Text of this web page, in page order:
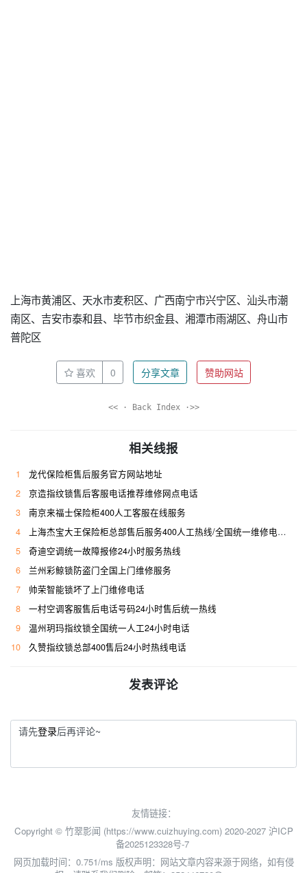
上海市黄浦区、天水市麦积区、广西南宁市兴宁区、汕头市潮
南区、吉安市泰和县、毕节市织金县、湘潭市雨湖区、舟山市
普陀区
喜欢 0 分享文章 赞助网站
<< · Back Index ·>>
相关线报
1
龙代保险柜售后服务官方网站地址
2
京造指纹锁售后客服电话推荐维修网点电话
3
南京来福士保险柜400人工客服在线服务
4
上海杰宝大王保险柜总部售后服务400人工热线/全国统一维修电话是多少
5
奇迪空调统一故障报修24小时服务热线
6
兰州彩鲸锁防盗门全国上门维修服务
7
帅荣智能锁坏了上门维修电话
8
一村空调客服售后电话号码24小时售后统一热线
9
温州玥玛指纹锁全国统一人工24小时电话
10
久赞指纹锁总部400售后24小时热线电话
发表评论
请先登录后再评论~
友情链接：
Copyright © 竹翠影闻 (https://www.cuizhuying.com) 2020-2027 沪ICP
备2025123328号-7
网页加载时间：0.751/ms 版权声明：网站文章内容来源于网络，如有侵